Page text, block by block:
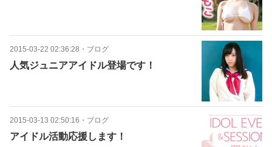
2015-03-22 02:36:28 ・ ブログ
人気ジュニアアイドル登場です！
2015-03-13 02:50:16 ・ ブログ
アイドル活動応援します！